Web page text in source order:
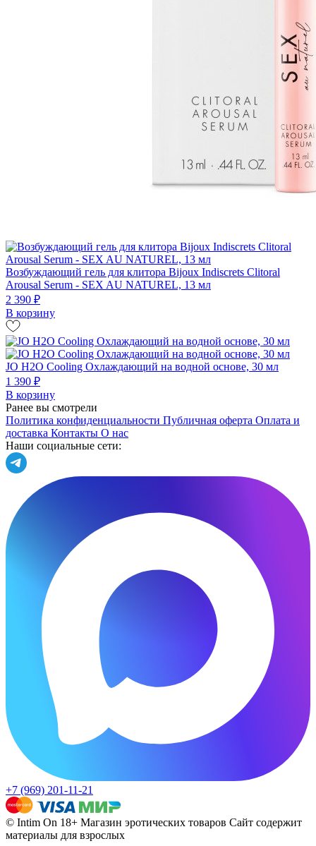
Возбуждающий гель для клитора Bijoux Indiscrets Clitoral
Arousal Serum - SEX AU NATUREL, 13 мл
2 390 ₽
В корзину
JO H2O Cooling Охлаждающий на водной основе, 30 мл
1 390 ₽
В корзину
Ранее вы смотрели
Политика конфиденциальности Публичная оферта Оплата и
доставка Контакты О нас
Наши социальные сети:
+7 (969) 201-11-21
© Intim On 18+ Магазин эротических товаров Сайт содержит
материалы для взрослых